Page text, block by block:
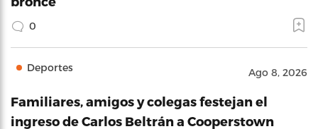
0
Deportes Ago 8, 2026
Familiares, amigos y colegas festejan el
ingreso de Carlos Beltrán a Cooperstown